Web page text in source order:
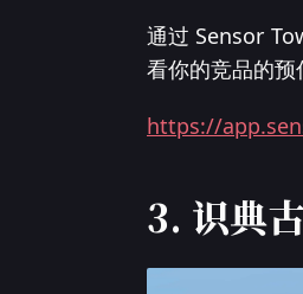
通过 Sensor
看你的竞品的
https://
3. 识典